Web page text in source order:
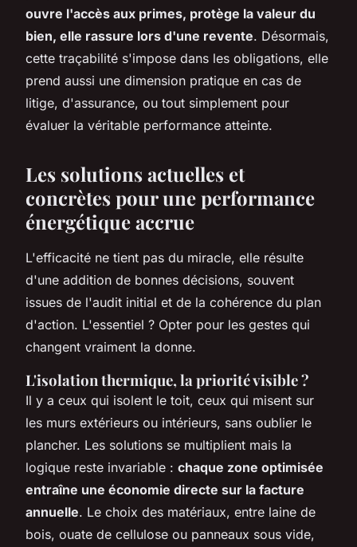
ouvre l'accès aux primes, protège la valeur du
bien, elle rassure lors d'une revente. Désormais,
cette traçabilité s'impose dans les obligations, elle
prend aussi une dimension pratique en cas de
litige, d'assurance, ou tout simplement pour
évaluer la véritable performance atteinte.
Les solutions actuelles et
concrètes pour une performance
énergétique accrue
L'efficacité ne tient pas du miracle, elle résulte
d'une addition de bonnes décisions, souvent
issues de l'audit initial et de la cohérence du plan
d'action. L'essentiel ? Opter pour les gestes qui
changent vraiment la donne.
L'isolation thermique, la priorité visible ?
Il y a ceux qui isolent le toit, ceux qui misent sur
les murs extérieurs ou intérieurs, sans oublier le
plancher. Les solutions se multiplient mais la
logique reste invariable : chaque zone optimisée
entraîne une économie directe sur la facture
annuelle. Le choix des matériaux, entre laine de
bois, ouate de cellulose ou panneaux sous vide,